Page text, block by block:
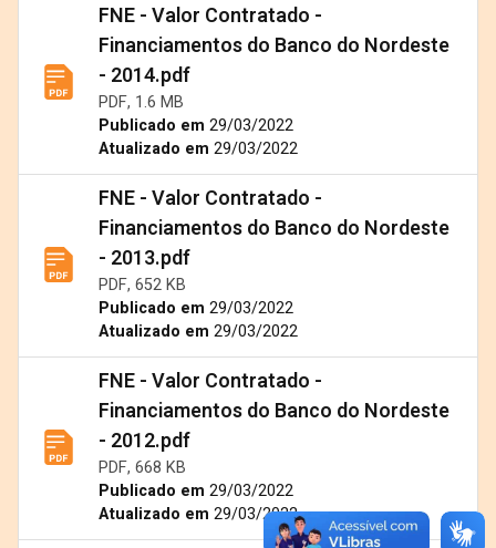
FNE - Valor Contratado -
Financiamentos do Banco do Nordeste
- 2014.pdf
PDF, 1.6 MB
Publicado em 29/03/2022
Atualizado em 29/03/2022
FNE - Valor Contratado -
Financiamentos do Banco do Nordeste
- 2013.pdf
PDF, 652 KB
Publicado em 29/03/2022
Atualizado em 29/03/2022
FNE - Valor Contratado -
Financiamentos do Banco do Nordeste
- 2012.pdf
PDF, 668 KB
Publicado em 29/03/2022
Atualizado em 29/03/2022